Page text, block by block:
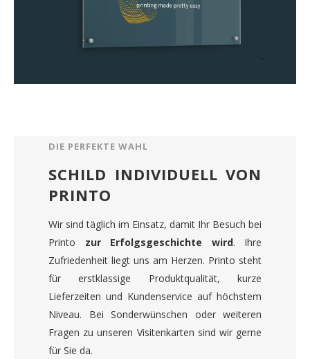
DIE PERFEKTE WAHL
SCHILD INDIVIDUELL VON
PRINTO
Wir sind täglich im Einsatz, damit Ihr Besuch bei
Printo zur Erfolgsgeschichte wird. Ihre
Zufriedenheit liegt uns am Herzen. Printo steht
für erstklassige Produktqualität, kurze
Lieferzeiten und Kundenservice auf höchstem
Niveau. Bei Sonderwünschen oder weiteren
Fragen zu unseren Visitenkarten sind wir gerne
für Sie da.